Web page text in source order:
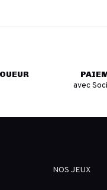
avec
NOS JEUX